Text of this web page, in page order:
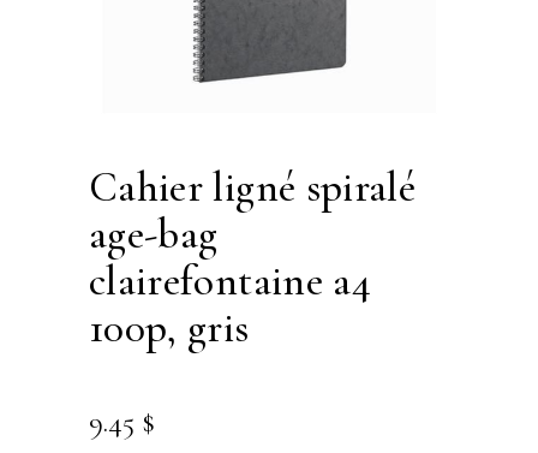
cahier ligné spiralé
age-bag
clairefontaine a4
100p, gris
9.45 $